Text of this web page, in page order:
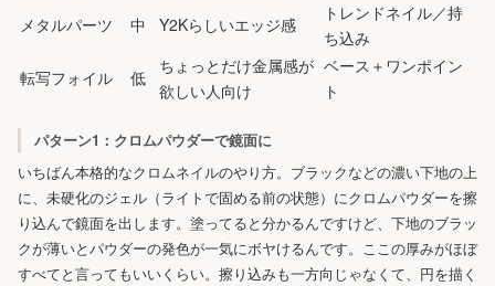
メタルパーツ
中 Y2Kらしいエッジ感
トレンドネイル／持
ち込み
転写フォイル
低
ちょっとだけ金属感が
欲しい人向け
ベース＋ワンポイン
ト
パターン1：クロムパウダーで鏡面に
いちばん本格的なクロムネイルのやり方。ブラックなどの濃い下地の上
に、未硬化のジェル（ライトで固める前の状態）にクロムパウダーを擦
り込んで鏡面を出します。塗ってると分かるんですけど、下地のブラッ
クが薄いとパウダーの発色が一気にボヤけるんです。ここの厚みがほぼ
すべてと言ってもいいくらい。擦り込みも一方向じゃなくて、円を描く